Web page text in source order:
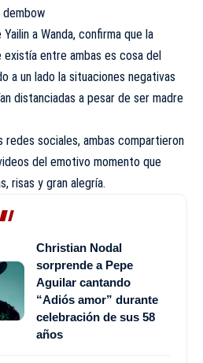
dembow
a Wanda, confirma que la
existía entre ambas es cosa del
a un lado la situaciones negativas
distanciadas a pesar de ser madre
redes sociales, ambas compartieron
del emotivo momento que
risas y gran alegría.
Christian Nodal
sorprende a Pepe
Aguilar cantando
“Adiós amor” durante
celebración de sus 58
años